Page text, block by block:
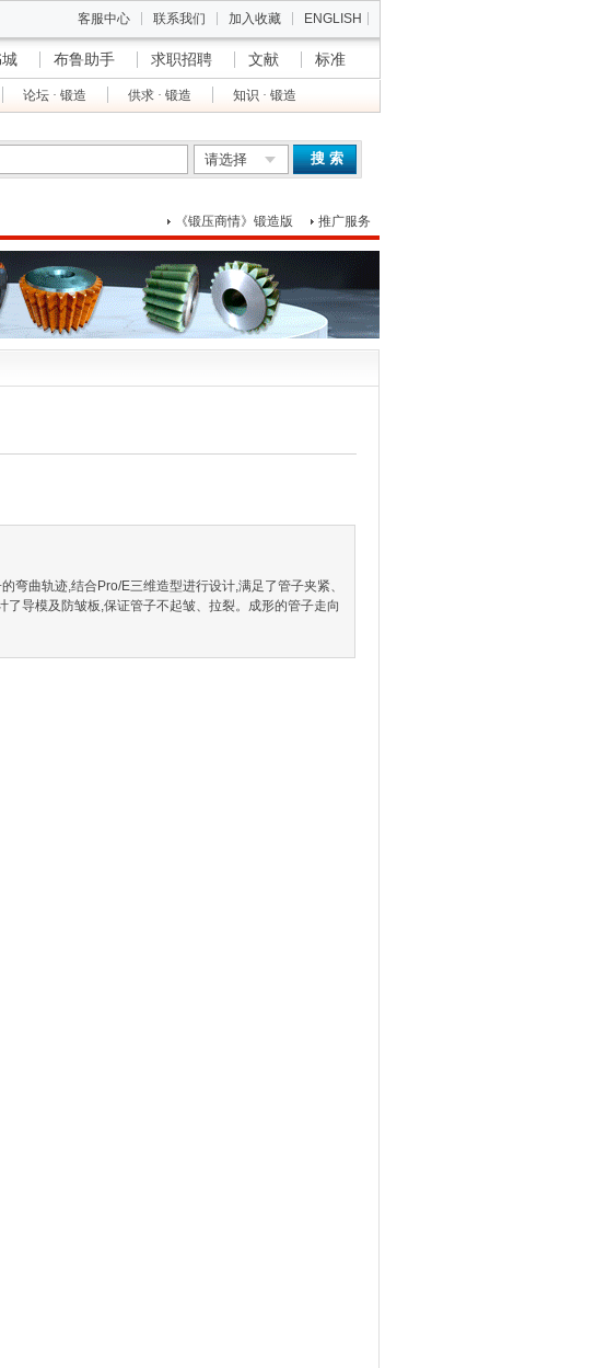
客服中心 联系我们 加入收藏 ENGLISH
布鲁助手 求职招聘 文献 标准
论坛 · 锻造 供求 · 锻造 知识 · 锻造
请选择 搜 索
《锻压商情》锻造版 推广服务
弯曲轨迹,结合Pro/E三维造型进行设计,满足了管子夹紧、
导模及防皱板,保证管子不起皱、拉裂。成形的管子走向